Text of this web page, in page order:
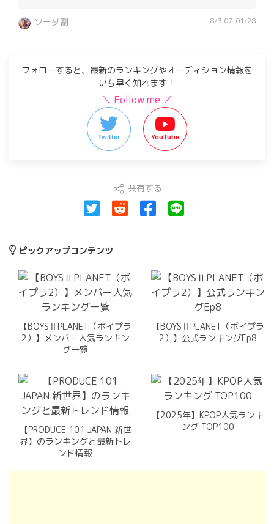
ソーダ割 8/3 07:01:28
フォローすると、最新のランキングやオーディション情報を
いち早く知れます！
＼ Follow me ／
Twitter YouTube
共有する
ピックアップコンテンツ
【BOYSⅡPLANET（ボイプラ
2）】メンバー人気ランキン
グ一覧
【BOYSⅡPLANET（ボイプラ
2）】公式ランキングEp8
【PRODUCE 101 JAPAN 新世
界】のランキングと最新トレ
ンド情報
【2025年】KPOP人気ランキ
ング TOP100